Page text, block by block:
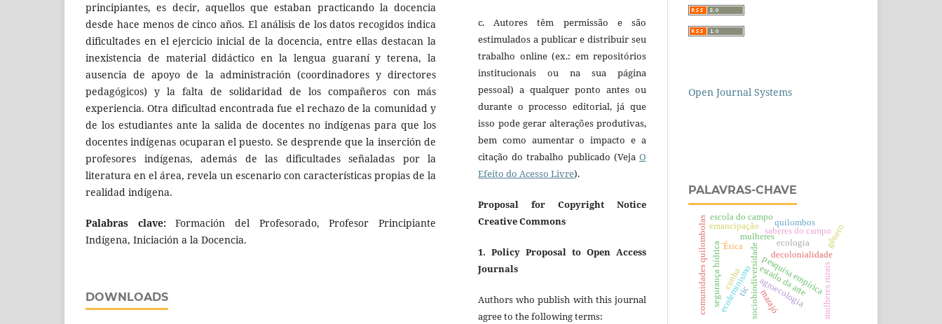
principiantes, es decir, aquellos que estaban practicando la docencia
desde hace menos de cinco años. El análisis de los datos recogidos indica
dificultades en el ejercicio inicial de la docencia, entre ellas destacan la
inexistencia de material didáctico en la lengua guaraní y terena, la
ausencia de apoyo de la administración (coordinadores y directores
pedagógicos) y la falta de solidaridad de los compañeros con más
experiencia. Otra dificultad encontrada fue el rechazo de la comunidad y
de los estudiantes ante la salida de docentes no indígenas para que los
docentes indígenas ocuparan el puesto. Se desprende que la inserción de
profesores indígenas, además de las dificultades señaladas por la
literatura en el área, revela un escenario con características propias de la
realidad indígena.
Palabras clave:Formación del Profesorado, Profesor Principiante
Indígena, Iniciación a la Docencia.
DOWNLOADS
c. Autores têm permissão e são
estimulados a publicar e distribuir seu
trabalho online (ex.: em repositórios
institucionais ou na sua página
pessoal) a qualquer ponto antes ou
durante o processo editorial, já que
isso pode gerar alterações produtivas,
bem como aumentar o impacto e a
citação do trabalho publicado (Veja O
Efeito do Acesso Livre).
Proposal for Copyright Notice
Creative Commons
1. Policy Proposal to Open Access
Journals
Authors who publish with this journal
agree to the following terms:
Open Journal Systems
PALAVRAS-CHAVE
decolonialidade
sociobiodiversidadepesquisa empírica
´Ética ecologia
mulheres
estado da arte
ecofeminismoagroecologia
emancipação saberes do campo
cunha
comunidades quilombolas mulheres rurais
escola do campo
quilombos gênero
segurança hídrica tic marajó